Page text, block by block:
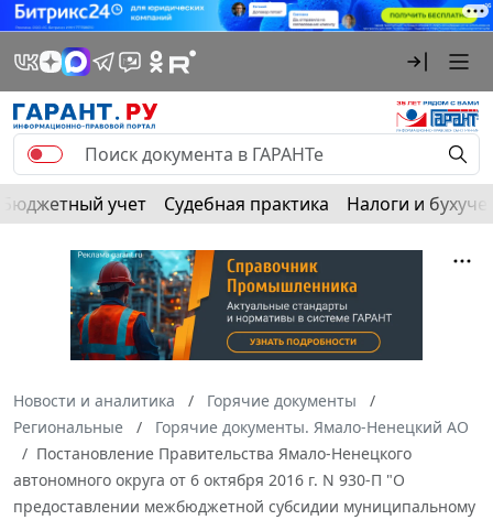
Бюджетный учет Судебная практика Налоги и
Новости и аналитика
Горячие документы
Региональные
Горячие документы. Ямало-Ненецкий АО
Постановление Правительства Ямало-Ненецкого
автономного округа от 6 октября 2016 г. N 930-П "О
предоставлении межбюджетной субсидии муниципальному